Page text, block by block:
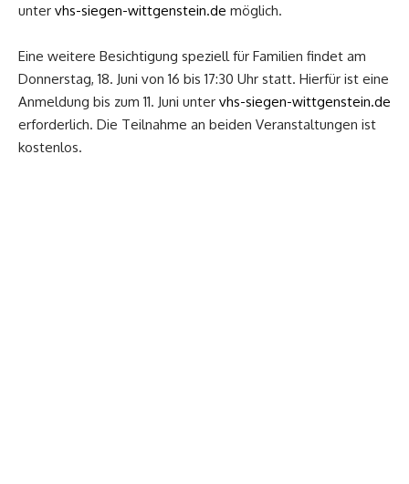
unter vhs-siegen-wittgenstein.de möglich.
Eine weitere Besichtigung speziell für Familien findet am
Donnerstag, 18. Juni von 16 bis 17:30 Uhr statt. Hierfür ist eine
Anmeldung bis zum 11. Juni unter vhs-siegen-wittgenstein.de
erforderlich. Die Teilnahme an beiden Veranstaltungen ist
kostenlos.